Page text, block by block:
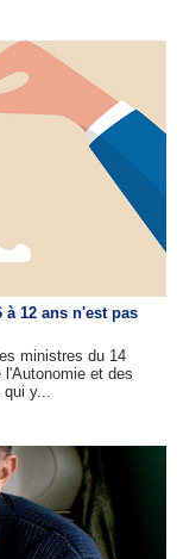
12 ans n'est pas
ministres du 14
et des
qui y...